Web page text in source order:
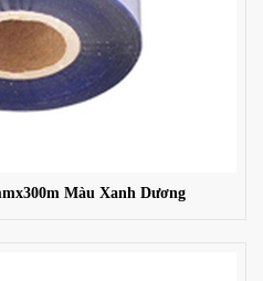
Màu Xanh Dương